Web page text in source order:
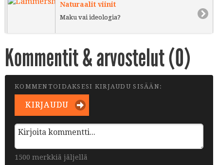
Naturaalit viinit
Maku vai ideologia?
Kommentit & arvostelut (0)
KOMMENTOIDAKSESI KIRJAUDU SISÄÄN:
KIRJAUDU
1500 merkkiä jäljellä